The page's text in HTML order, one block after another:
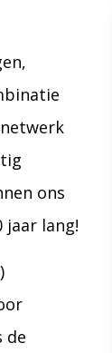
ons
jaar lang!
de